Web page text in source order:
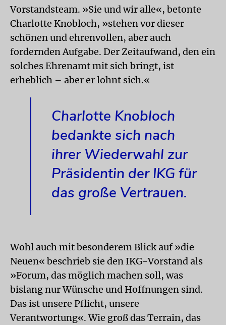
Vorstandsteam. »Sie und wir alle«, betonte
Charlotte Knob­loch, »stehen vor dieser
schönen und ehrenvollen, aber auch
fordernden Aufgabe. Der Zeitaufwand, den ein
solches Ehrenamt mit sich bringt, ist
erheblich – aber er lohnt sich.«
Charlotte Knobloch
bedankte sich nach
ihrer Wiederwahl zur
Präsidentin der IKG für
das große Vertrauen.
Wohl auch mit besonderem Blick auf »die
Neuen« beschrieb sie den IKG-Vorstand als
»Forum, das möglich machen soll, was
bislang nur Wünsche und Hoffnungen sind.
Das ist unsere Pflicht, unsere
Verantwortung«. Wie groß das Terrain, das